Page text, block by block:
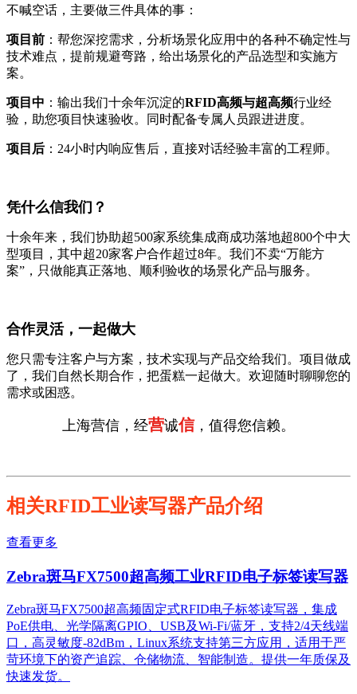
不喊空话，主要做三件具体的事：
项目前 ：帮您深挖需求，分析场景化应用中的各种不确定性与
技术难点，提前规避弯路，给出场景化的产品选型和实施方
案。
项目中 ：输出我们十余年沉淀的RFID高频与超高频行业经
验，助您项目快速验收。同时配备专属人员跟进进度。
项目后 ：24小时内响应售后，直接对话经验丰富的工程师。
凭什么信我们？
十余年来，我们协助超500家系统集成商成功落地超800个中大
型项目，其中超20家客户合作超过8年。我们不卖“万能方
案”，只做能真正落地、顺利验收的场景化产品与服务。
合作灵活，一起做大
您只需专注客户与方案，技术实现与产品交给我们。项目做成
了，我们自然长期合作，把蛋糕一起做大。欢迎随时聊聊您的
需求或困惑。
上海营信，经营诚信，值得您信赖。
相关RFID工业读写器产品介绍
查看更多
Zebra斑马FX7500超高频工业RFID电子标签读写器
Zebra斑马FX7500超高频固定式RFID电子标签读写器，集成
PoE供电、光学隔离GPIO、USB及Wi-Fi/蓝牙，支持2/4天线端
口，高灵敏度-82dBm，Linux系统支持第三方应用，适用于严
苛环境下的资产追踪、仓储物流、智能制造。提供一年质保及
快速发货。